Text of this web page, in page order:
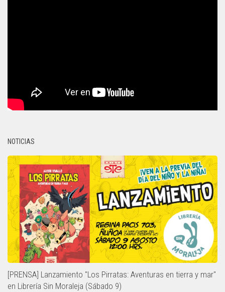
NOTICIAS
[PRENSA] Lanzamiento "Los Pirratas: Aventuras en tierra y mar"
en Librería Sin Moraleja (Sábado 9)